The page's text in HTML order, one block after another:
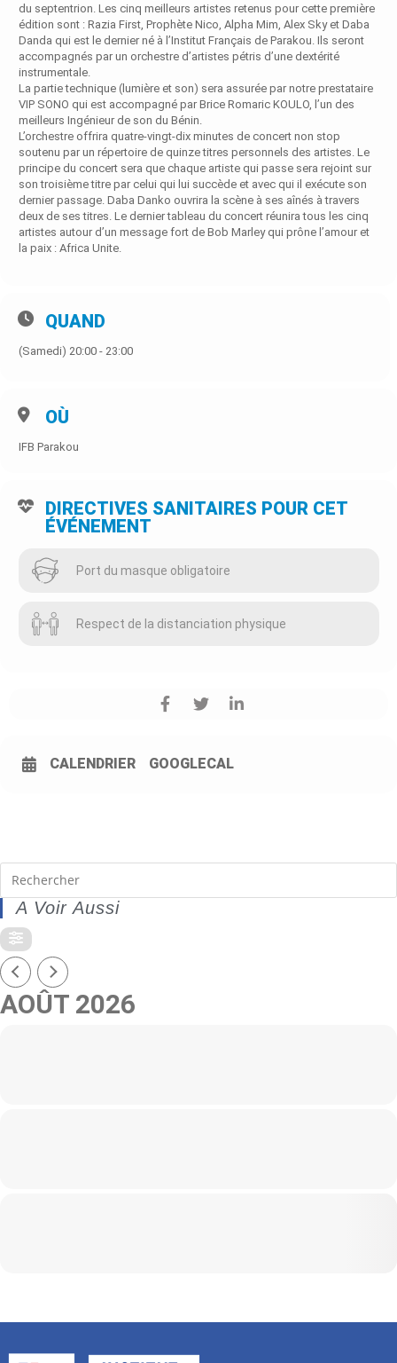
du septentrion. Les cinq meilleurs artistes retenus pour cette première
édition sont : Razia First, Prophète Nico, Alpha Mim, Alex Sky et Daba
Danda qui est le dernier né à l’Institut Français de Parakou. Ils seront
accompagnés par un orchestre d’artistes pétris d’une dextérité
instrumentale.
La partie technique (lumière et son) sera assurée par notre prestataire
VIP SONO qui est accompagné par Brice Romaric KOULO, l’un des
meilleurs Ingénieur de son du Bénin.
L’orchestre offrira quatre-vingt-dix minutes de concert non stop
soutenu par un répertoire de quinze titres personnels des artistes. Le
principe du concert sera que chaque artiste qui passe sera rejoint sur
son troisième titre par celui qui lui succède et avec qui il exécute son
dernier passage. Daba Danko ouvrira la scène à ses aînés à travers
deux de ses titres. Le dernier tableau du concert réunira tous les cinq
artistes autour d’un message fort de Bob Marley qui prône l’amour et
la paix : Africa Unite.
QUAND
(Samedi) 20:00 - 23:00
OÙ
IFB Parakou
DIRECTIVES SANITAIRES POUR CET
ÉVÉNEMENT
Port du masque obligatoire
Respect de la distanciation physique
CALENDRIER GOOGLECAL
A Voir Aussi
AOÛT 2026